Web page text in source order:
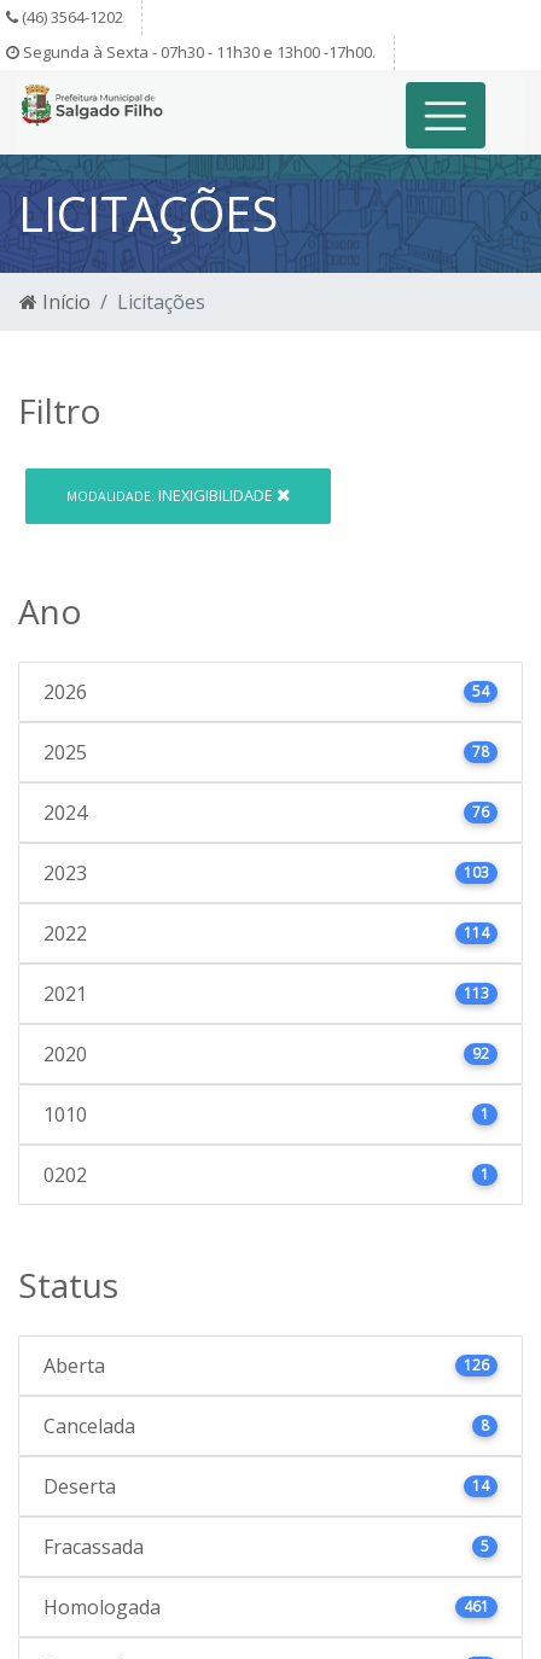
(46) 3564-1202
Segunda à Sexta - 07h30 - 11h30 e 13h00 -17h00.
LICITAÇÕES
Início Licitações
Filtro
MODALIDADE: INEXIGIBILIDADE
Ano
2026 54
2025 78
2024 76
2023 103
2022 114
2021 113
2020 92
1010 1
0202 1
Status
Aberta 126
Cancelada 8
Deserta 14
Fracassada 5
Homologada 461